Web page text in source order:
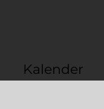
Kalender